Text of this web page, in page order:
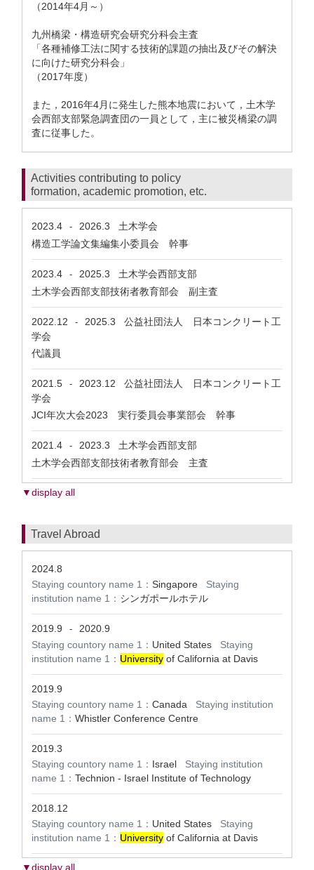
（2014年4月～）
九州橋梁・構造研究会研究分科会主査
「各種補修工法に関する技術的課題の抽出及びその解決
に向けた研究分科会」
（2017年度）
また，2016年4月に発生した熊本地震において，土木学
会西部支部緊急調査団の一員として，主に被災橋梁の調
査に従事した。
Activities contributing to policy
formation, academic promotion, etc.
2023.4 - 2026.3 土木学会
構造工学論文集編集小委員会 幹事
2023.4 - 2025.3 土木学会西部支部
土木学会西部支部技術者教育部会 副主査
2022.12 - 2025.3 公益社団法人 日本コンクリート工
学会
代議員
2021.5 - 2023.12 公益社団法人 日本コンクリート工
学会
JCI年次大会2023 実行委員会事業部会 幹事
2021.4 - 2023.3 土木学会西部支部
土木学会西部支部技術者教育部会 主査
▼display all
Travel Abroad
2024.8
Staying countory name 1： Singapore Staying
institution name 1： シンガポールホテル
2019.9 -
2020.9
Staying countory name 1： United States Staying
institution name 1： University of California at Davis
2019.9
Staying countory name 1： Canada Staying institution
name 1： Whistler Conference Centre
2019.3
Staying countory name 1： Israel Staying institution
name 1： Technion - Israel Institute of Technology
2018.12
Staying countory name 1： United States Staying
institution name 1： University of California at Davis
▼display all